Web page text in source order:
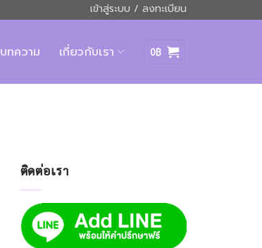
เข้าสู่ระบบ / ลงทะเบียน
บทความ เกี่ยวกับเรา 0฿
ติดต่อเรา